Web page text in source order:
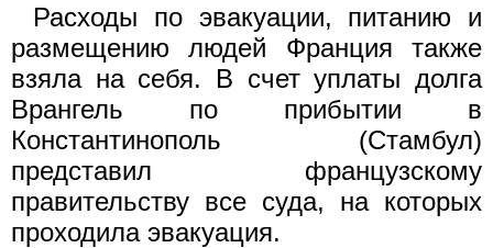
Расходы по эвакуации, питанию и
размещению людей Франция также
взяла на себя. В счет уплаты долга
Врангель по прибытии в
Константинополь (Стамбул)
представил французскому
правительству все суда, на которых
проходила эвакуация.